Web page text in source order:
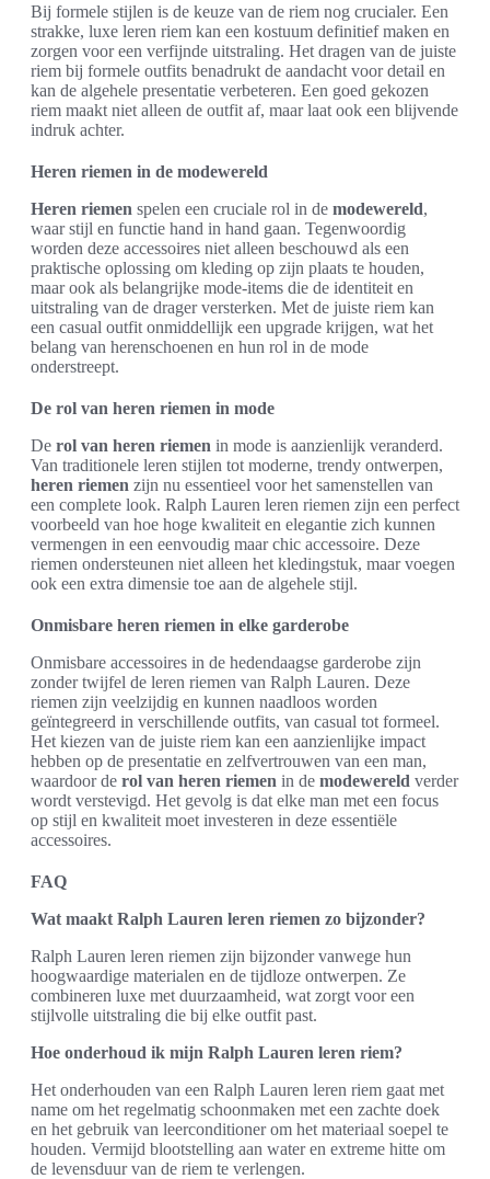
Bij formele stijlen is de keuze van de riem nog crucialer. Een
strakke, luxe leren riem kan een kostuum definitief maken en
zorgen voor een verfijnde uitstraling. Het dragen van de juiste
riem bij formele outfits benadrukt de aandacht voor detail en
kan de algehele presentatie verbeteren. Een goed gekozen
riem maakt niet alleen de outfit af, maar laat ook een blijvende
indruk achter.
Heren riemen in de modewereld
Heren riemen spelen een cruciale rol in de modewereld,
waar stijl en functie hand in hand gaan. Tegenwoordig
worden deze accessoires niet alleen beschouwd als een
praktische oplossing om kleding op zijn plaats te houden,
maar ook als belangrijke mode-items die de identiteit en
uitstraling van de drager versterken. Met de juiste riem kan
een casual outfit onmiddellijk een upgrade krijgen, wat het
belang van herenschoenen en hun rol in de mode
onderstreept.
De rol van heren riemen in mode
De rol van heren riemen in mode is aanzienlijk veranderd.
Van traditionele leren stijlen tot moderne, trendy ontwerpen,
heren riemen zijn nu essentieel voor het samenstellen van
een complete look. Ralph Lauren leren riemen zijn een perfect
voorbeeld van hoe hoge kwaliteit en elegantie zich kunnen
vermengen in een eenvoudig maar chic accessoire. Deze
riemen ondersteunen niet alleen het kledingstuk, maar voegen
ook een extra dimensie toe aan de algehele stijl.
Onmisbare heren riemen in elke garderobe
Onmisbare accessoires in de hedendaagse garderobe zijn
zonder twijfel de leren riemen van Ralph Lauren. Deze
riemen zijn veelzijdig en kunnen naadloos worden
geïntegreerd in verschillende outfits, van casual tot formeel.
Het kiezen van de juiste riem kan een aanzienlijke impact
hebben op de presentatie en zelfvertrouwen van een man,
waardoor de rol van heren riemen in de modewereld verder
wordt verstevigd. Het gevolg is dat elke man met een focus
op stijl en kwaliteit moet investeren in deze essentiële
accessoires.
FAQ
Wat maakt Ralph Lauren leren riemen zo bijzonder?
Ralph Lauren leren riemen zijn bijzonder vanwege hun
hoogwaardige materialen en de tijdloze ontwerpen. Ze
combineren luxe met duurzaamheid, wat zorgt voor een
stijlvolle uitstraling die bij elke outfit past.
Hoe onderhoud ik mijn Ralph Lauren leren riem?
Het onderhouden van een Ralph Lauren leren riem gaat met
name om het regelmatig schoonmaken met een zachte doek
en het gebruik van leerconditioner om het materiaal soepel te
houden. Vermijd blootstelling aan water en extreme hitte om
de levensduur van de riem te verlengen.